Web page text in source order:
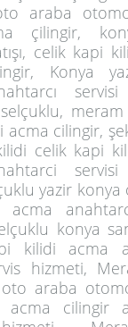
araba
çilingir,
celik kapi
Konya
servisi
acma cilingir,
celik kapi
servisi
yazir
acma
konya
kilidi acma
hizmeti,
oto araba
cilingir